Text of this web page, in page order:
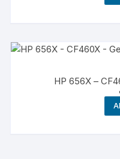
HP 656X –